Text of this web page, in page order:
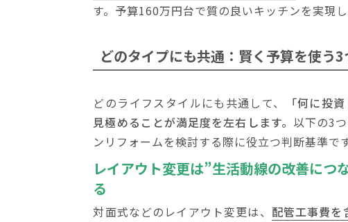
す。予算160万円台で質の良いキッチンを実現
どのタイプにも共通：賢く予算を使う
どのライフスタイルにも共通して、
「何に投
見極めることが満足度を左右します。 以下の3
ンリフォームを検討する際に役立つ判断基準です
レイアウト変更は”生活動線の改善につ
る
対面式などのレイアウト変更は、 配管工事費を